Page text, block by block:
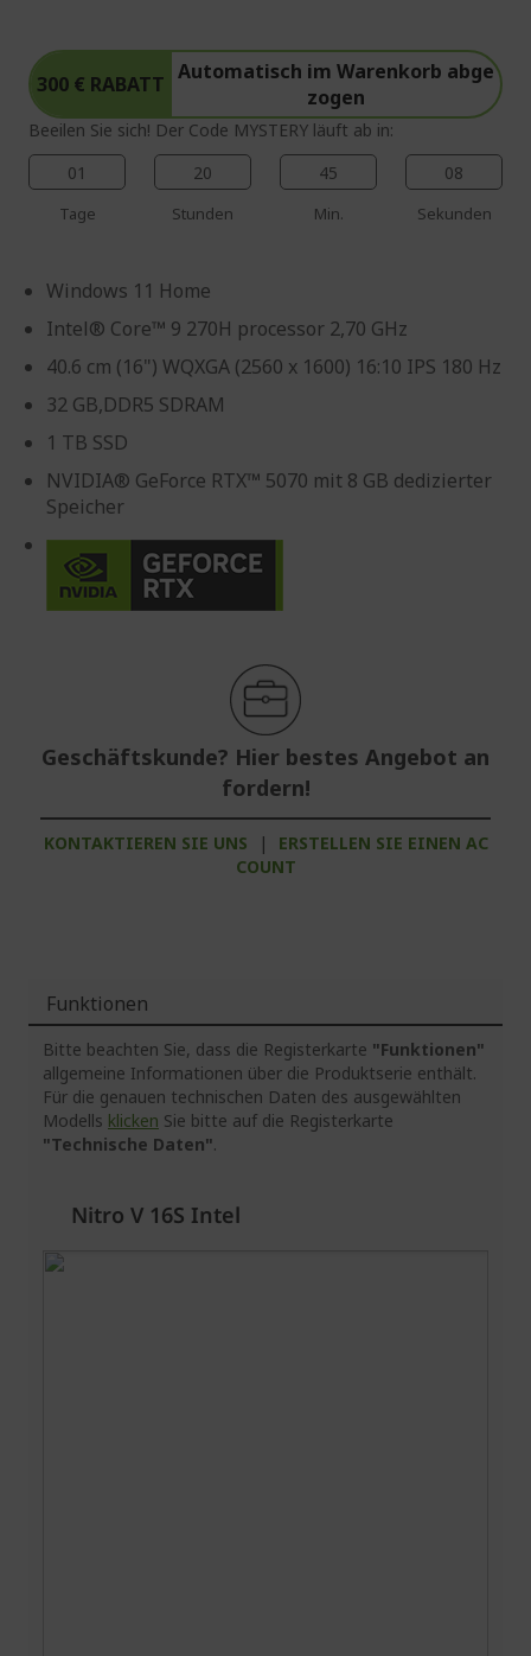
300 € RABATT Automatisch im Warenkorb abge
zogen
Beeilen Sie sich! Der Code MYSTERY läuft ab in:
01
Tage
20
Stunden
45
Min.
07
Sekunden
Windows 11 Home
Intel® Core™ 9 270H processor 2,70 GHz
40.6 cm (16") WQXGA (2560 x 1600) 16:10 IPS 180 Hz
32 GB,DDR5 SDRAM
1 TB SSD
NVIDIA® GeForce RTX™ 5070 mit 8 GB dedizierter
Speicher
Geschäftskunde? Hier bestes Angebot an
fordern!
KONTAKTIEREN SIE UNS |
ERSTELLEN SIE EINEN AC
COUNT
Funktionen
Bitte beachten Sie, dass die Registerkarte "Funktionen"
allgemeine Informationen über die Produktserie enthält.
Für die genauen technischen Daten des ausgewählten
Modells klicken Sie bitte auf die Registerkarte
"Technische Daten".